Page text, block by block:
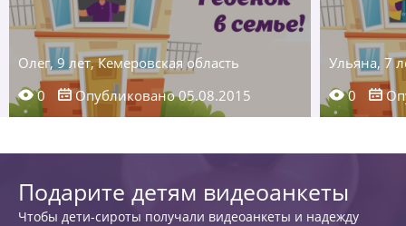
Олег, 9 лет, Кемеровская область
0
Опубликовано 05.08.2015
Ульяна, 7
0
Подарите детям видеоанкеты
Чтобы дети-сироты получали видеоанкеты и надежду